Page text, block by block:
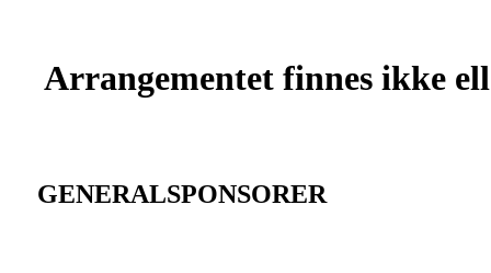
Arrangementet finnes ikke
GENERALSPONSORER